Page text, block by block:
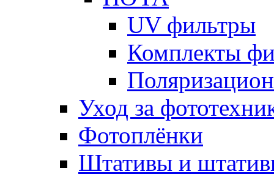
UV фильтры
Комплекты
Уход за
Фотоплёнки
Штативы и